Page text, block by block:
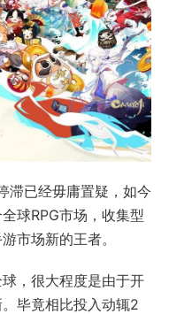
滞已经毋庸置疑，如今
球RPG市场，收集型
市场新的王者。
，很大程度是由于开
毕竟相比投入动辄2